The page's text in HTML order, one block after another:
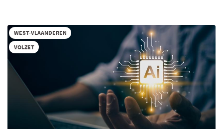
toegepast
WEST-VLAANDEREN
VOLZET